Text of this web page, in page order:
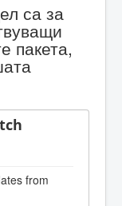
са за
пакета,
from